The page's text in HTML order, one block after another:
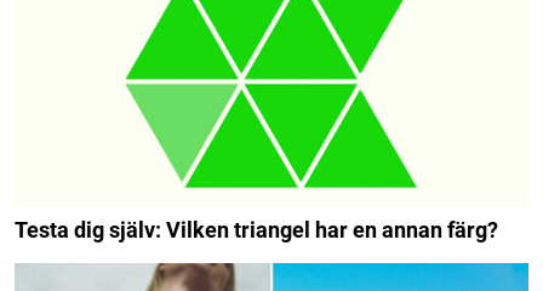
Testa dig själv: Vilken triangel har en annan färg?